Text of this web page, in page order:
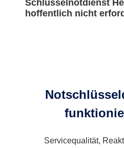
Schlüsselnotdienst
hoffentlich nicht
Servicequalität,